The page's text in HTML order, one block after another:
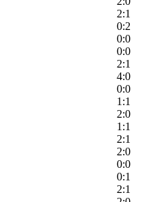
2:1
0:2
0:0
0:0
2:1
4:0
0:0
1:1
2:0
1:1
2:1
2:0
0:0
0:1
2:1